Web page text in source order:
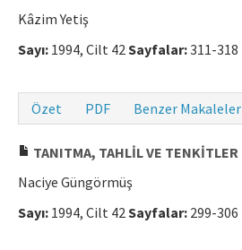
Kâzim Yetiş
Sayı: 1994, Cilt 42Sayfalar:311-318
Özet
PDF Benzer Makaleler
TANITMA, TAHLİL VE TENKİTLER
Naciye Güngörmüş
Sayı: 1994, Cilt 42Sayfalar: 299-306